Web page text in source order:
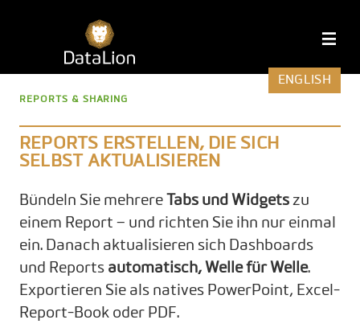
ENGLISH
REPORTS & SHARING
REPORTS ERSTELLEN, DIE SICH
SELBST AKTUALISIEREN
Bündeln Sie mehrere Tabs und Widgets zu
einem Report – und richten Sie ihn nur einmal
ein. Danach aktualisieren sich Dashboards
und Reports automatisch, Welle für Welle.
Exportieren Sie als natives PowerPoint, Excel-
Report-Book oder PDF.